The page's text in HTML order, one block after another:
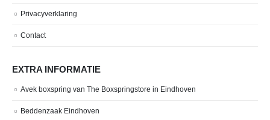
Privacyverklaring
Contact
EXTRA INFORMATIE
Avek boxspring van The Boxspringstore in Eindhoven
Beddenzaak Eindhoven